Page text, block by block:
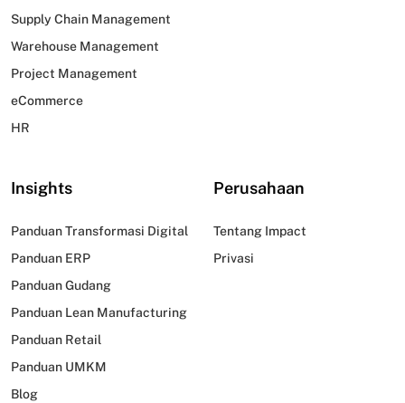
Supply Chain Management
Warehouse Management
Project Management
eCommerce
HR
Insights
Panduan Transformasi Digital
Panduan ERP
Panduan Gudang
Panduan Lean Manufacturing
Panduan Retail
Panduan UMKM
Blog
Perusahaan
Tentang Impact
Privasi